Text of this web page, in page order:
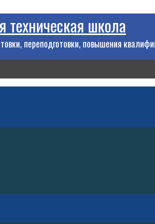
техническая школа
переподготовки, повышения